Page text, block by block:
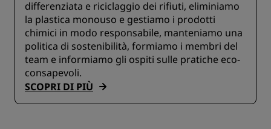
differenziata e riciclaggio dei rifiuti, eliminiamo
la plastica monouso e gestiamo i prodotti
chimici in modo responsabile, manteniamo una
politica di sostenibilità, formiamo i membri del
team e informiamo gli ospiti sulle pratiche eco-
consapevoli.
SCOPRI DI PIÙ